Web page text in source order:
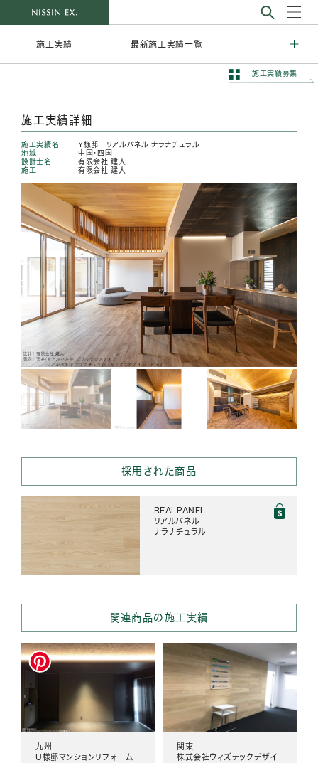
施工実績 最新施工実績一覧
施工実績募集
採用された商品
REALPANEL
リアルパネル
ナラナチュラル
関連商品の施工実績
九州
U様邸マンションリフォーム
関東
株式会社ウィズテックデザイ
施工実績詳細
施工実績名
Y様邸 リアルパネル ナラナチュラル
地域
中国・四国
設計士名
有限会社 建人
施工
有限会社 建人